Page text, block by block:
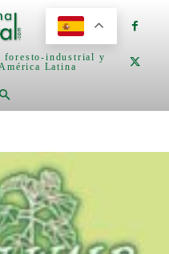
foresto-industrial y
Latina